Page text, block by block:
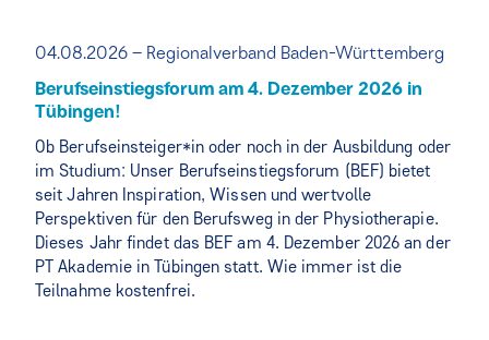
04.08.2026 – Regionalverband Baden-Württemberg
Berufseinstiegsforum am 4. Dezember 2026 in
Tübingen!
Ob Berufseinsteiger*in oder noch in der Ausbildung oder
im Studium: Unser Berufseinstiegsforum (BEF) bietet
seit Jahren Inspiration, Wissen und wertvolle
Perspektiven für den Berufsweg in der Physiotherapie.
Dieses Jahr findet das BEF am 4. Dezember 2026 an der
PT Akademie in Tübingen statt. Wie immer ist die
Teilnahme kostenfrei.